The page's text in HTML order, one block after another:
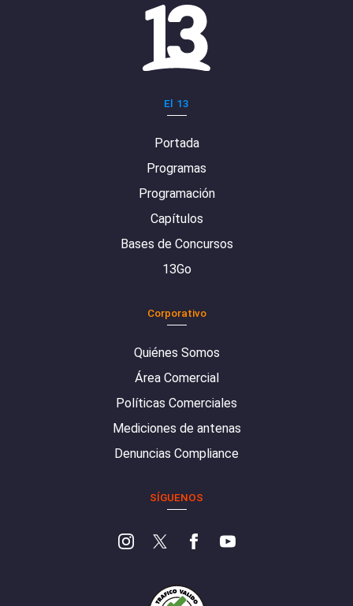
El 13
Portada
Programas
Programación
Capítulos
Bases de Concursos
13Go
Corporativo
Quiénes Somos
Área Comercial
Políticas Comerciales
Mediciones de antenas
Denuncias Compliance
SÍGUENOS